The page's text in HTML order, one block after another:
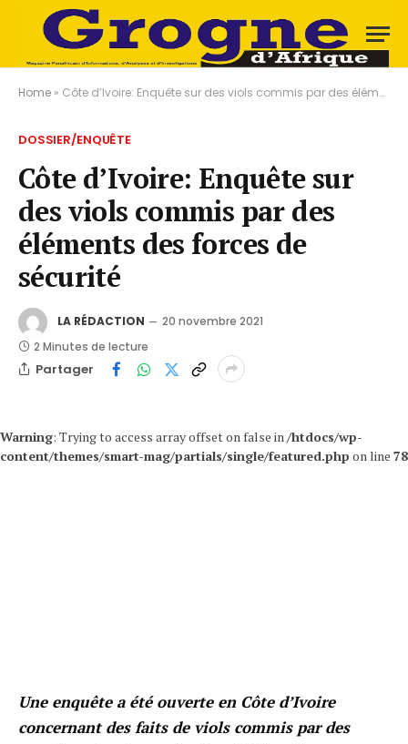
Home » Côte d’Ivoire: Enquête sur des viols commis par des éléments des forces de sécurité
DOSSIER/ENQUÊTE
Côte d’Ivoire: Enquête sur
des viols commis par des
éléments des forces de
sécurité
LA RÉDACTION
20 novembre 2021
2 Minutes de lecture
Partager
Warning: Trying to access array offset on false in/htdocs/wp-
content/themes/smart-mag/partials/single/featured.php on line 78
Une enquête a été ouverte en Côte d’Ivoire
concernant des faits de viols commis par des